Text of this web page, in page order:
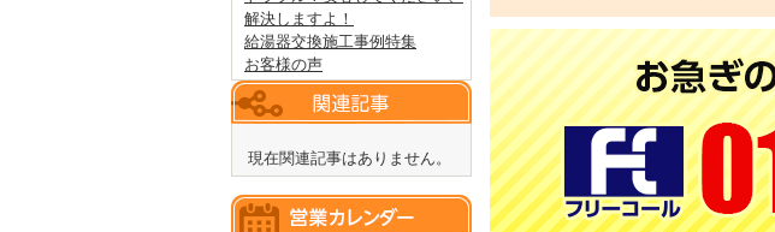
解決しますよ！
給湯器交換施工事例特集
お客様の声
現在関連記事はありません。